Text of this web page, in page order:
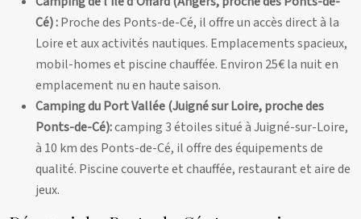
Cé) :Proche des Ponts-de-Cé, il offre un accès direct à la
Loire et aux activités nautiques. Emplacements spacieux,
mobil-homes et piscine chauffée. Environ 25€ la nuit en
emplacement nu en haute saison.
Camping du Port Vallée (Juigné sur Loire, proche des
Ponts-de-Cé):camping 3 étoiles situé à Juigné-sur-Loire,
à 10 km des Ponts-de-Cé, il offre des équipements de
qualité. Piscine couverte et chauffée, restaurant et aire de
jeux.